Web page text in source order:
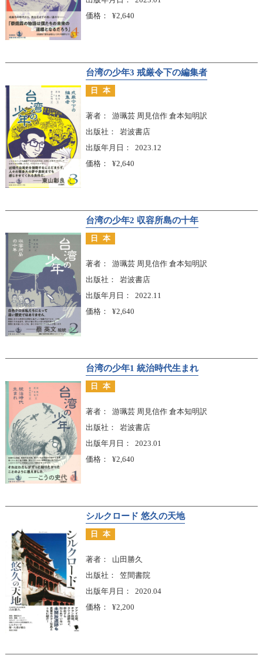
価格
¥2,640
台湾の少年3 戒厳令下の編集者
日本
著者
游珮芸 周見信作 倉本知明訳
出版社
岩波書店
出版年月日
2023.12
価格
¥2,640
台湾の少年2 収容所島の十年
日本
著者
游珮芸 周見信作 倉本知明訳
出版社
岩波書店
出版年月日
2022.11
価格
¥2,640
台湾の少年1 統治時代生まれ
日本
著者
游珮芸 周見信作 倉本知明訳
出版社
岩波書店
出版年月日
2023.01
価格
¥2,640
シルクロード 悠久の天地
日本
著者
山田勝久
出版社
笠間書院
出版年月日
2020.04
価格
¥2,200